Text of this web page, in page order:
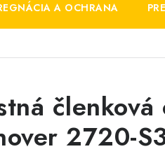
A OCHRANA
členková
2720-